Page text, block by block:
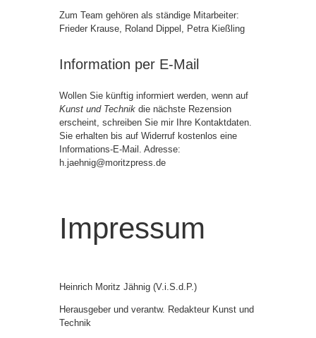
Zum Team gehören als ständige Mitarbeiter:
Frieder Krause, Roland Dippel, Petra Kießling
Information per E-Mail
Wollen Sie künftig informiert werden, wenn auf
Kunst und Technik die nächste Rezension
erscheint, schreiben Sie mir Ihre Kontaktdaten.
Sie erhalten bis auf Widerruf kostenlos eine
Informations-E-Mail. Adresse:
h.jaehnig@moritzpress.de
Impressum
Heinrich Moritz Jähnig (V.i.S.d.P.)
Herausgeber und verantw. Redakteur Kunst und
Technik